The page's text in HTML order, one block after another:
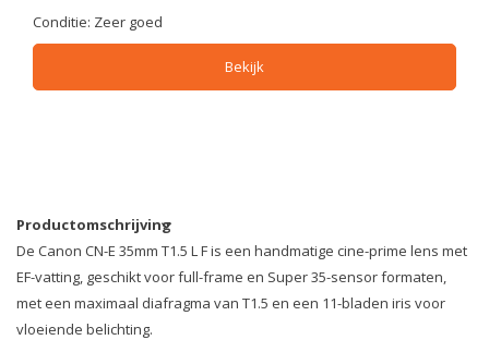
Conditie: Zeer goed
Bekijk
Productomschrijving
De Canon CN-E 35mm T1.5 L F is een handmatige cine-prime lens met
EF-vatting, geschikt voor full-frame en Super 35-sensor formaten,
met een maximaal diafragma van T1.5 en een 11-bladen iris voor
vloeiende belichting.